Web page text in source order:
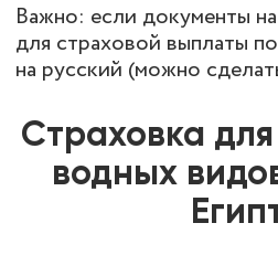
Важно: если документы
для страховой выплаты
на русский (можно
Страховка
водных